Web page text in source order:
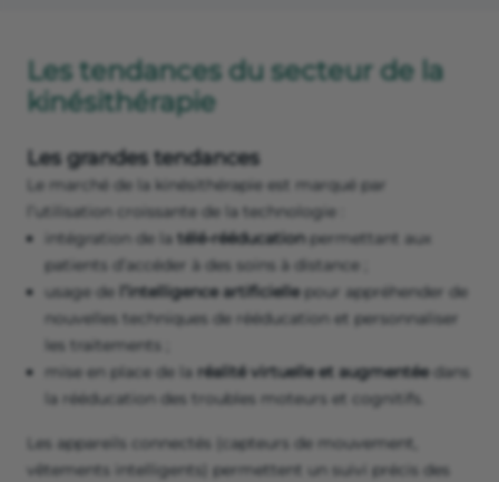
Les tendances du secteur de la
kinésithérapie
Les grandes tendances
Le marché de la kinésithérapie est marqué par
l’utilisation croissante de la technologie :
intégration de la télé-rééducation permettant aux
patients d’accéder à des soins à distance ;
usage de
l’intelligence artificiellepour appréhender de
nouvelles techniques de rééducation et personnaliser
les traitements ;
mise en place de la réalité virtuelle et augmentéedans
la rééducation des troubles moteurs et cognitifs.
Les appareils connectés (capteurs de mouvement,
vêtements intelligents) permettent un suivi précis des